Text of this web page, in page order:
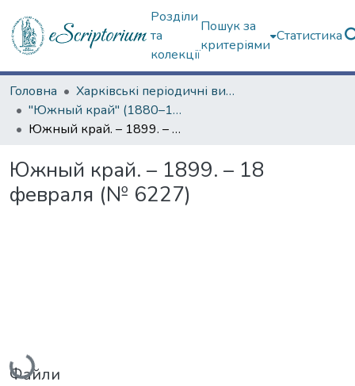
Розділи
та
колекції
Пошук за
критеріями
Статистика
Головна
Харківські періодичні видання
"Южный край" (1880–1919 гг.)
Южный край. – 1899. – 18 февраля (№ 6227)
Южный край. – 1899. – 18
февраля (№ 6227)
Вантажиться...
Файли